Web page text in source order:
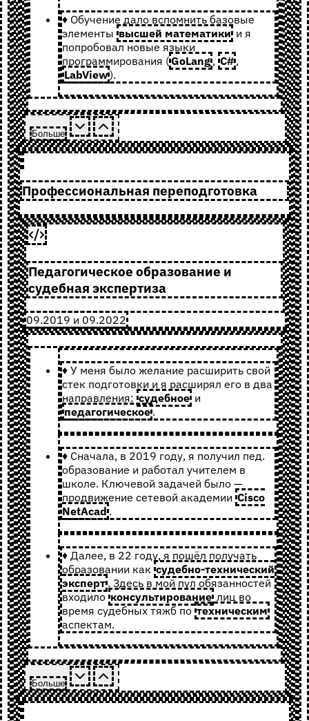
♦ Обучение дало вспомнить базовые
элементы высшей математики и я
попробовал новые языки
программирования (GoLang , C# ,
LabView).
Больше
Профессиональная переподготовка
Педагогическое образование и
судебная экспертиза
09.2019 и 09.2022
♦ У меня было желание расширить свой
стек подготовки и я расширял его в два
направления: судебное и
педагогическое .
♦ Сначала, в 2019 году, я получил пед.
образование и работал учителем в
школе. Ключевой задачей было —
продвижение сетевой академии Cisco
NetAcad .
♦ Далее, в 22 году, я пошёл получать
образовании как судебно-технический
эксперт . Здесь в мой пул обязанностей
входило консультирование лиц во
время судебных тяжб по техническим
аспектам.
Больше